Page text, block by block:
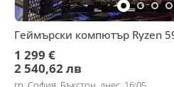
Геймърски компютър Ryzen
1 299 €
2 540,62 лв